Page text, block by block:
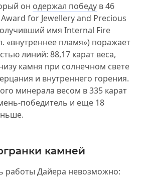
он одержал победу в 46
for Jewellery and Precious
имя Internal Fire
«внутреннее пламя») поражает
линий: 88,17 карат веса,
камня при солнечном свете
и внутреннего горения.
минерала весом в 335 карат
победитель и еще 18
камней
работы Дайера невозможно: